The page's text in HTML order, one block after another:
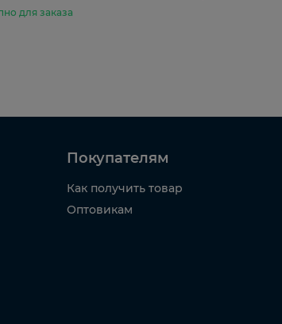
для заказа
Покупателям
Как получить товар
Оптовикам